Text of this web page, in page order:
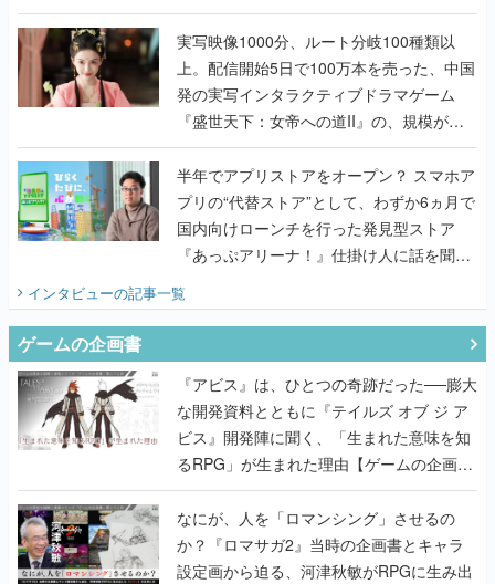
『TATSUJIN EXTREME』で初タッグを組
んだレジェンド2人に訊く開発秘話
実写映像1000分、ルート分岐100種類以
上。配信開始5日で100万本を売った、中国
発の実写インタラクティブドラマゲーム
『盛世天下：女帝への道II』の、規模が違
うこだわりをプロデューサーに聞いた
半年でアプリストアをオープン？ スマホア
プリの“代替ストア”として、わずか6ヵ月で
国内向けローンチを行った発見型ストア
『あっぷアリーナ！』仕掛け人に話を聞い
インタビューの記事一覧
ゲームの企画書
『アビス』は、ひとつの奇跡だった──膨大
な開発資料とともに『テイルズ オブ ジ ア
ビス』開発陣に聞く、「生まれた意味を知
るRPG」が生まれた理由【ゲームの企画
書】
なにが、人を「ロマンシング」させるの
か？『ロマサガ2』当時の企画書とキャラ
設定画から迫る、河津秋敏がRPGに生み出